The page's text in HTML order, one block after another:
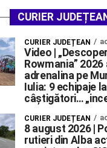
CURIER
CURIER JUDEȚEAN
Video |
Rowmania”
adrenalina pe
Iulia: 9 echipaje
câștigători…
CURIER JUDEȚEAN
8 august 2026 |
rutieri din Alba